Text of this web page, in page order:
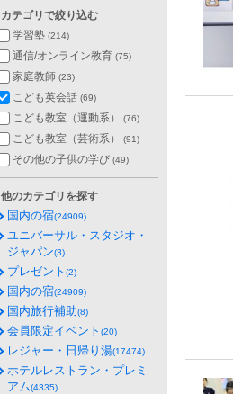
カテゴリで絞り込む
学習塾 (214)
通信/オンライン教育 (75)
家庭教師 (23)
こども英会話 (69)
こども教室（運動系） (76)
こども教室（芸術系） (91)
その他の子供の学び (49)
他のカテゴリを探す
国内の宿(24909)
ユニバーサル・スタジオ・
ジャパン(3)
プレゼント (2)
国内の宿(24909)
国内旅行補助(8)
会員限定イベント (20)
レジャー・日帰り湯(17474)
ホテルレストラン・プレミ
アム(4335)